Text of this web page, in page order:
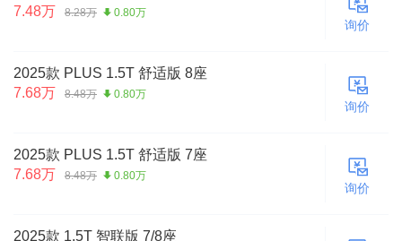
7.48万
8.28万 0.80万
询价
2025款 PLUS 1.5T 舒适版 8座
7.68万
8.48万 0.80万
询价
2025款 PLUS 1.5T 舒适版 7座
7.68万
8.48万 0.80万
询价
2025款 1.5T 智联版 7/8座